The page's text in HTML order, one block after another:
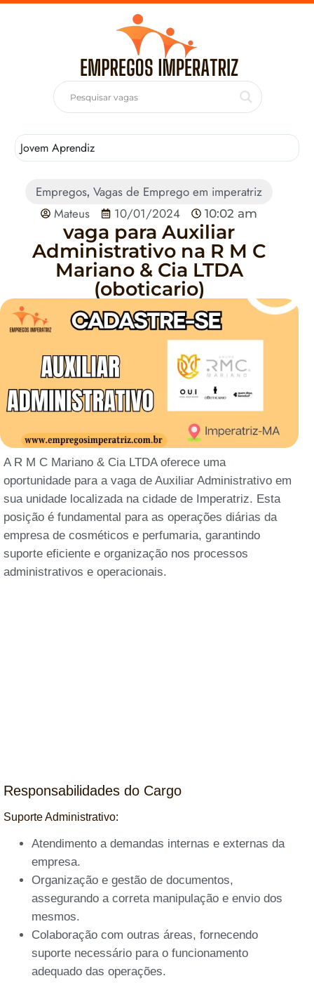
Jovem Aprendiz
Empregos,Vagas de Emprego em imperatriz
Mateus
10/01/2024 10:02 am
vaga para Auxiliar
Administrativo na R M C
Mariano & Cia LTDA
(oboticario)
A R M C Mariano & Cia LTDA oferece uma
oportunidade para a vaga de Auxiliar Administrativo em
sua unidade localizada na cidade de Imperatriz. Esta
posição é fundamental para as operações diárias da
empresa de cosméticos e perfumaria, garantindo
suporte eficiente e organização nos processos
administrativos e operacionais.
Responsabilidades do Cargo
Suporte Administrativo:
Atendimento a demandas internas e externas da
empresa.
Organização e gestão de documentos,
assegurando a correta manipulação e envio dos
mesmos.
Colaboração com outras áreas, fornecendo
suporte necessário para o funcionamento
adequado das operações.